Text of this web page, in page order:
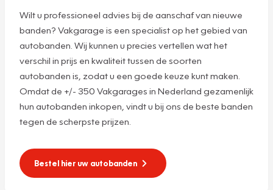
Wilt u professioneel advies bij de aanschaf van nieuwe
banden? Vakgarage is een specialist op het gebied van
autobanden. Wij kunnen u precies vertellen wat het
verschil in prijs en kwaliteit tussen de soorten
autobanden is, zodat u een goede keuze kunt maken.
Omdat de +/- 350 Vakgarages in Nederland gezamenlijk
hun autobanden inkopen, vindt u bij ons de beste banden
tegen de scherpste prijzen.
Bestel hier uw autobanden